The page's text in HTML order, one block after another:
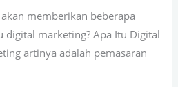
memberikan beberapa
digital marketing? Apa Itu Digital
artinya adalah pemasaran